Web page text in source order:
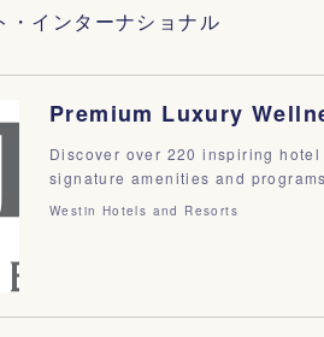
・インターナショナル
Discover over 220 inspiring
signature amenities and
Westin Hotels and Resorts